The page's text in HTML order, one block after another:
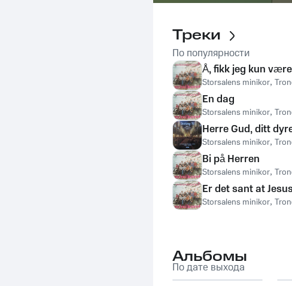
Треки
По популярности
Å, fikk jeg kun være
Storsalens minikor,
En dag
Storsalens minikor,
Herre Gud, ditt
Storsalens minikor,
Bi på Herren
Storsalens minikor,
Er det sant at
Storsalens minikor,
Альбомы
По дате выхода